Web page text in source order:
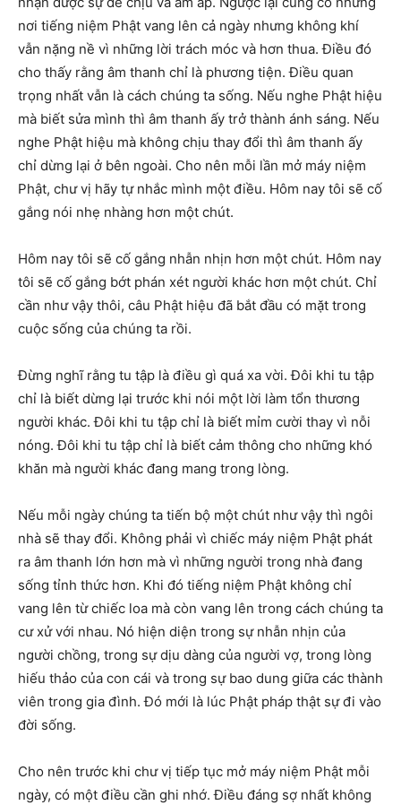
nơi tiếng niệm Phật vang lên cả ngày nhưng không khí
vẫn nặng nề vì những lời trách móc và hơn thua. Điều đó
cho thấy rằng âm thanh chỉ là phương tiện. Điều quan
trọng nhất vẫn là cách chúng ta sống. Nếu nghe Phật hiệu
mà biết sửa mình thì âm thanh ấy trở thành ánh sáng. Nếu
nghe Phật hiệu mà không chịu thay đổi thì âm thanh ấy
chỉ dừng lại ở bên ngoài. Cho nên mỗi lần mở máy niệm
Phật, chư vị hãy tự nhắc mình một điều. Hôm nay tôi sẽ cố
gắng nói nhẹ nhàng hơn một chút.
Hôm nay tôi sẽ cố gắng nhẫn nhịn hơn một chút. Hôm nay
tôi sẽ cố gắng bớt phán xét người khác hơn một chút. Chỉ
cần như vậy thôi, câu Phật hiệu đã bắt đầu có mặt trong
cuộc sống của chúng ta rồi.
Đừng nghĩ rằng tu tập là điều gì quá xa vời. Đôi khi tu tập
chỉ là biết dừng lại trước khi nói một lời làm tổn thương
người khác. Đôi khi tu tập chỉ là biết mỉm cười thay vì nỗi
nóng. Đôi khi tu tập chỉ là biết cảm thông cho những khó
khăn mà người khác đang mang trong lòng.
Nếu mỗi ngày chúng ta tiến bộ một chút như vậy thì ngôi
nhà sẽ thay đổi. Không phải vì chiếc máy niệm Phật phát
ra âm thanh lớn hơn mà vì những người trong nhà đang
sống tỉnh thức hơn. Khi đó tiếng niệm Phật không chỉ
vang lên từ chiếc loa mà còn vang lên trong cách chúng ta
cư xử với nhau. Nó hiện diện trong sự nhẫn nhịn của
người chồng, trong sự dịu dàng của người vợ, trong lòng
hiếu thảo của con cái và trong sự bao dung giữa các thành
viên trong gia đình. Đó mới là lúc Phật pháp thật sự đi vào
đời sống.
Cho nên trước khi chư vị tiếp tục mở máy niệm Phật mỗi
ngày, có một điều cần ghi nhớ. Điều đáng sợ nhất không